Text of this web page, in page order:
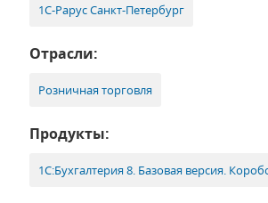
1С-Рарус Санкт-Петербург
Отрасли:
Розничная торговля
Продукты:
1С:Бухгалтерия 8. Базовая версия.